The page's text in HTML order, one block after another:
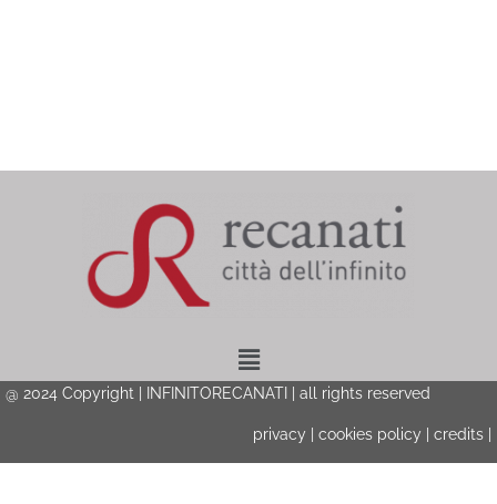
Menu
@ 2024 Copyright | INFINITORECANATI | all rights reserved
privacy cookies policy credits